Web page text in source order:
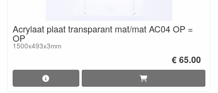
Acrylaat plaat transparant mat/mat AC04 OP =
OP
1500x493x3mm
€ 65.00